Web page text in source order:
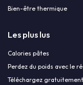
Bien-être thermique
Les plus lus
Calories pâtes
Perdez du poids avec le
Téléchargez